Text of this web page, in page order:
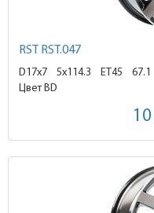
RST RST.047
D17x7 5x114.3 ET45
67.1
Цвет BD